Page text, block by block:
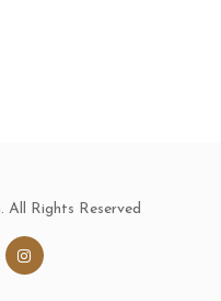
Rights Reserved